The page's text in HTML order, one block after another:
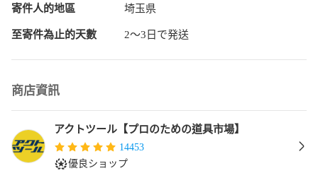
配送方法は変更できませんのでご了承ください。
又、離島の場合は商品到着に10日前後かかる場合がございま
すのでご了承下さい。
【領収書について】
弊社にて領収書の発行は行っていません。
購入時に自動送付されるメールや、決済手段ごとに発行され
る利用明細等で代替をお願いいたします。
寄件人的地區 埼玉県
至寄件為止的天數 2〜3日で発送
商店資訊
アクトツール【プロのための道具市場】
14453
優良ショップ